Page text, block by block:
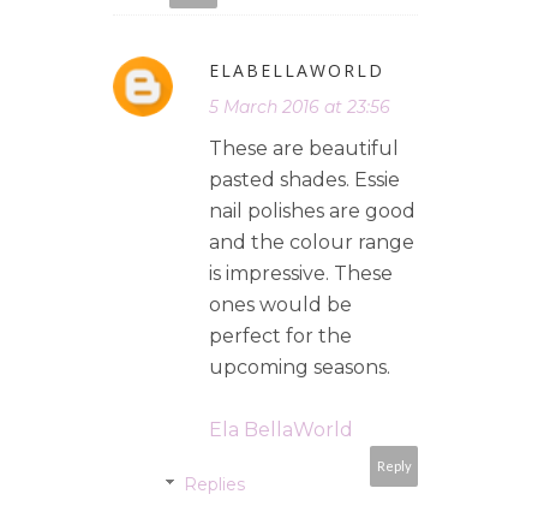
ELABELLAWORLD
5 March 2016 at 23:56
These are beautiful
pasted shades. Essie
nail polishes are good
and the colour range
is impressive. These
ones would be
perfect for the
upcoming seasons.
Ela BellaWorld
Reply
Replies